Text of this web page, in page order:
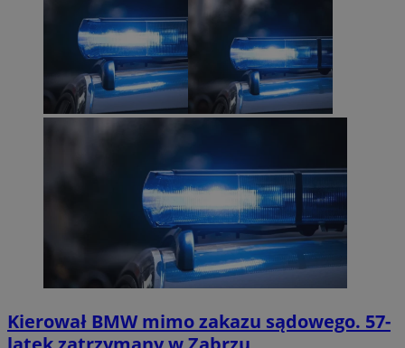
Kierował BMW mimo zakazu sądowego. 57-